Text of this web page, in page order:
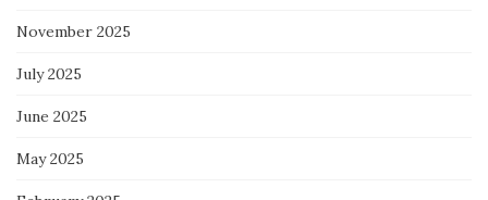
November 2025
July 2025
June 2025
May 2025